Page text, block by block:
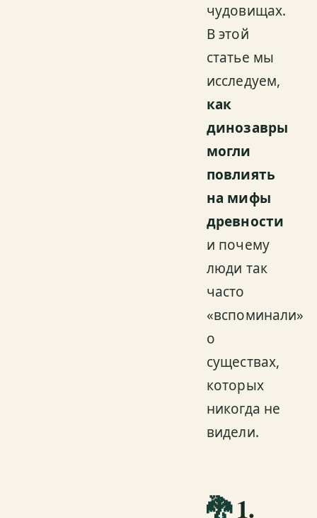
чудовищах.
В этой
статье мы
исследуем,
как
динозавры
могли
повлиять
на мифы
древности
и почему
люди так
часто
«вспоминали»
о
существах,
которых
никогда не
видели.
🐉1.